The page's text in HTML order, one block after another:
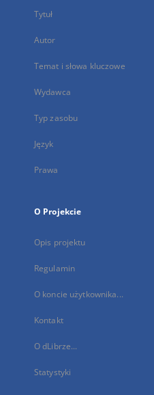
Tytuł
Autor
Temat i słowa kluczowe
Wydawca
Typ zasobu
Język
Prawa
O Projekcie
Opis projektu
Regulamin
O koncie użytkownika...
Kontakt
O dLibrze...
Statystyki